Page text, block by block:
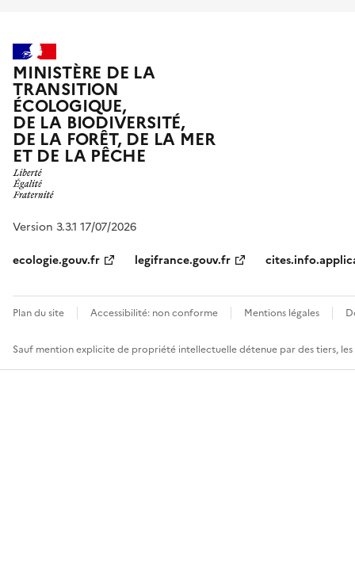
MINISTÈRE DE LA
TRANSITION
ÉCOLOGIQUE,
DE LA BIODIVERSITÉ,
DE LA FORÊT, DE LA MER
ET DE LA PÊCHE
Version 3.3.1 17/07/2026
ecologie.gouv.fr
legifrance.gouv.fr
Plan du site Accessibilité: non conforme Mentions légales
Sauf mention explicite de propriété intellectuelle détenue par des tiers,